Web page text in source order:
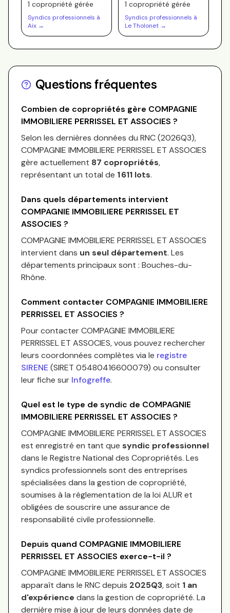
1 copropriété gérée
Syndics professionnels à
Aix →
1 copropriété gérée
Syndics professionnels à
Le Tholonet →
Questions fréquentes
Combien de copropriétés gère COMPAGNIE
IMMOBILIERE PERRISSEL ET ASSOCIES ?
Selon les dernières données du RNC (2026Q3),
COMPAGNIE IMMOBILIERE PERRISSEL ET ASSOCIES
gère actuellement 87 copropriétés,
représentant un total de 1 611 lots.
Dans quels départements intervient
COMPAGNIE IMMOBILIERE PERRISSEL ET
ASSOCIES ?
COMPAGNIE IMMOBILIERE PERRISSEL ET ASSOCIES
intervient dans un seul département. Les
départements principaux sont : Bouches-du-
Rhône.
Comment contacter COMPAGNIE IMMOBILIERE
PERRISSEL ET ASSOCIES ?
Pour contacterCOMPAGNIE IMMOBILIERE
PERRISSEL ET ASSOCIES, vous pouvez rechercher
leurs coordonnées complètes via le registre
SIRENE (SIRET 05480416600079) ou consulter
leur fiche sur Infogreffe.
Quel est le type de syndic de COMPAGNIE
IMMOBILIERE PERRISSEL ET ASSOCIES ?
COMPAGNIE IMMOBILIERE PERRISSEL ET ASSOCIES
est enregistré en tant que syndic professionnel
dans le Registre National des Copropriétés. Les
syndics professionnels sont des entreprises
spécialisées dans la gestion de copropriété,
soumises à la réglementation de la loi ALUR et
obligées de souscrire une assurance de
responsabilité civile professionnelle.
Depuis quand COMPAGNIE IMMOBILIERE
PERRISSEL ET ASSOCIES exerce-t-il ?
COMPAGNIE IMMOBILIERE PERRISSEL ET ASSOCIES
apparaît dans le RNC depuis 2025Q3, soit 1 an
d'expérience dans la gestion de copropriété. La
dernière mise à jour de leurs données date de